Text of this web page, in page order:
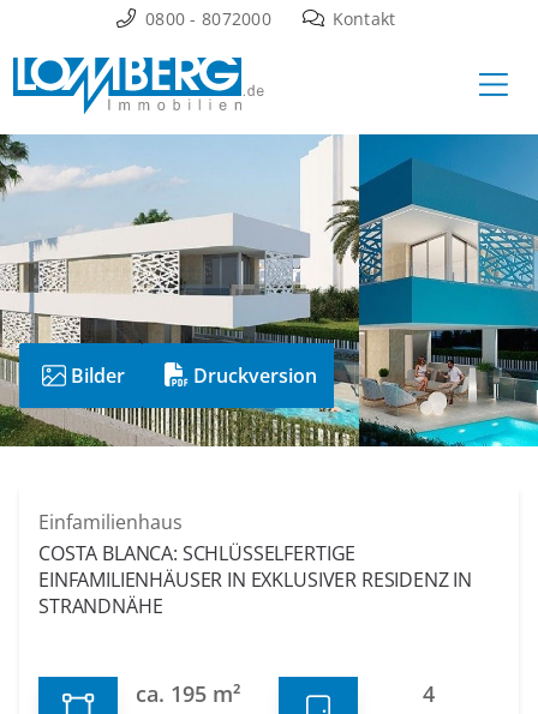
Inhalt
springen
0800 - 8072000 Kontakt
Bilder Druckversion
Einfamilienhaus
COSTA BLANCA: SCHLÜSSELFERTIGE
EINFAMILIENHÄUSER IN EXKLUSIVER RESIDENZ IN
STRANDNÄHE
ca. 195 m² 4